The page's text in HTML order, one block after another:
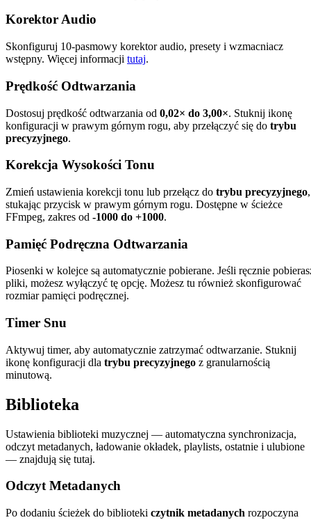
Korektor Audio
Skonfiguruj 10-pasmowy korektor audio, presety i wzmacniacz
wstępny. Więcej informacji tutaj.
Prędkość Odtwarzania
Dostosuj prędkość odtwarzania od 0,02× do 3,00×. Stuknij ikonę
konfiguracji w prawym górnym rogu, aby przełączyć się do trybu
precyzyjnego.
Korekcja Wysokości Tonu
Zmień ustawienia korekcji tonu lub przełącz do trybu precyzyjnego,
stukając przycisk w prawym górnym rogu. Dostępne w ścieżce
FFmpeg, zakres od -1000 do +1000.
Pamięć Podręczna Odtwarzania
Piosenki w kolejce są automatycznie pobierane. Jeśli ręcznie
pliki, możesz wyłączyć tę opcję. Możesz tu również skonfigurować
rozmiar pamięci podręcznej.
Timer Snu
Aktywuj timer, aby automatycznie zatrzymać odtwarzanie. Stuknij
ikonę konfiguracji dla trybu precyzyjnego z granularnością
minutową.
Biblioteka
Ustawienia biblioteki muzycznej — automatyczna synchronizacja,
odczyt metadanych, ładowanie okładek, playlists, ostatnie i ulubione
— znajdują się tutaj.
Odczyt Metadanych
Po dodaniu ścieżek do biblioteki czytnik metadanych rozpoczyna